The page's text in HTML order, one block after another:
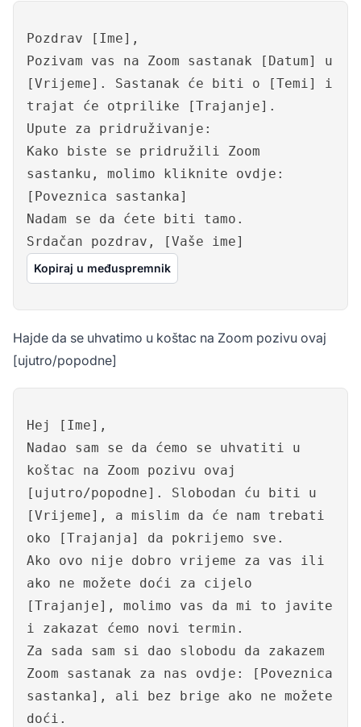
Pozdrav [Ime],
Pozivam vas na Zoom sastanak [Datum] u
[Vrijeme]. Sastanak će biti o [Temi] i
trajat će otprilike [Trajanje].
Upute za pridruživanje:
Kako biste se pridružili Zoom
sastanku, molimo kliknite ovdje:
[Poveznica sastanka]
Nadam se da ćete biti tamo.
Srdačan pozdrav, [Vaše ime]
Kopiraj u međuspremnik
Hajde da se uhvatimo u koštac na Zoom pozivu ovaj
[ujutro/popodne]
Hej [Ime],
Nadao sam se da ćemo se uhvatiti u
koštac na Zoom pozivu ovaj
[ujutro/popodne]. Slobodan ću biti u
[Vrijeme], a mislim da će nam trebati
oko [Trajanja] da pokrijemo sve.
Ako ovo nije dobro vrijeme za vas ili
ako ne možete doći za cijelo
[Trajanje], molimo vas da mi to javite
i zakazat ćemo novi termin.
Za sada sam si dao slobodu da zakazem
Zoom sastanak za nas ovdje: [Poveznica
sastanka], ali bez brige ako ne možete
doći.